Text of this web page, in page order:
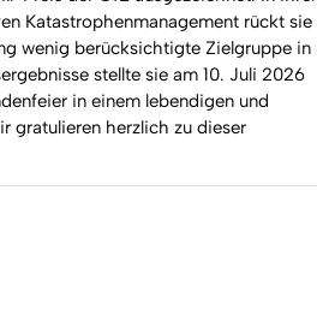
Katastrophenmanagement rückt sie
wenig berücksichtigte Zielgruppe in
stellte sie am 10. Juli 2026
in einem lebendigen und
gratulieren herzlich zu dieser